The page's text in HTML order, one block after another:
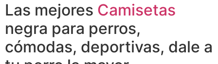
Las mejores Camisetas
negra para perros,
cómodas, deportivas, dale a